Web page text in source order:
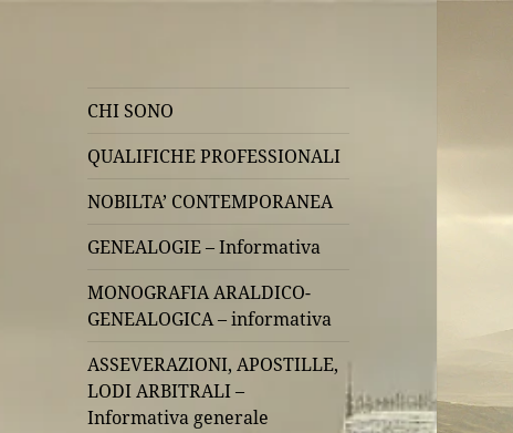
CHI SONO
QUALIFICHE PROFESSIONALI
NOBILTA’ CONTEMPORANEA
GENEALOGIE – Informativa
MONOGRAFIA ARALDICO-
GENEALOGICA – informativa
ASSEVERAZIONI, APOSTILLE,
LODI ARBITRALI –
Informativa generale